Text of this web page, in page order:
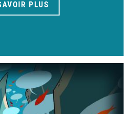
PLUS